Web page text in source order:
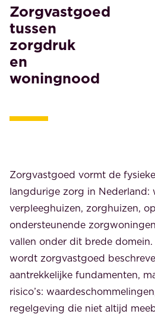
Zorgvastgoed
tussen
zorgdruk
en
woningnood
Zorgvastgoed vormt de
langdurige zorg in Nederland:
verpleeghuizen, zorghuizen,
ondersteunende
vallen onder dit brede
wordt zorgvastgoed
aantrekkelijke fundamenten,
risico’s:
regelgeving die niet altijd